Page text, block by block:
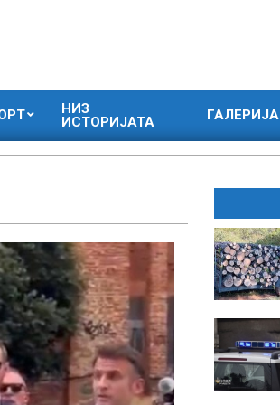
НИЗ
ИСТОРИЈАТА
ГАЛЕРИЈА